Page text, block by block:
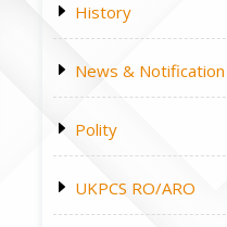
History
News & Notification
Polity
UKPCS RO/ARO